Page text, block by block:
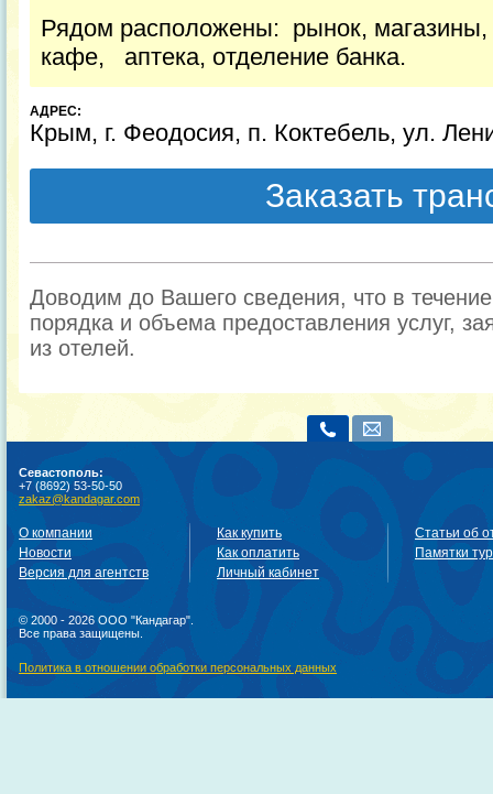
Рядом расположены: рынок, магазины,
кафе, аптека, отделение банка.
АДРЕС:
Крым, г. Феодосия, п. Коктебель, ул.
Заказать
Доводим до Вашего сведения, что в
порядка и объема предоставления услуг,
из отелей.
Севастополь:
+7 (8692) 53-50-50
zakaz@kandagar.com
О компании
Новости
Версия для агентств
Как купить
Как оплатить
Личный кабинет
Статьи об
Памятки
© 2000 - 2026 ООО "Кандагар".
Все права защищены.
Политика в отношении обработки персональных данных